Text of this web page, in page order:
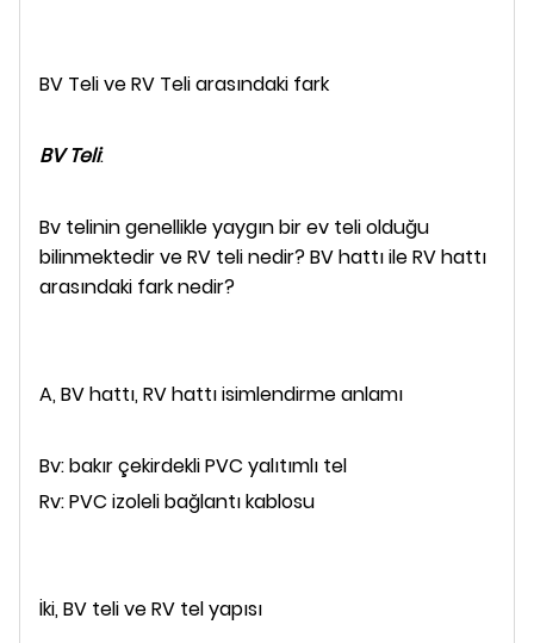
BV Teli ve RV Teli arasındaki fark
BV Teli:
Bv telinin genellikle yaygın bir ev teli olduğu
bilinmektedir ve RV teli nedir? BV hattı ile RV hattı
arasındaki fark nedir?
A, BV hattı, RV hattı isimlendirme anlamı
Bv: bakır çekirdekli PVC yalıtımlı tel
Rv: PVC izoleli bağlantı kablosu
İki, BV teli ve RV tel yapısı